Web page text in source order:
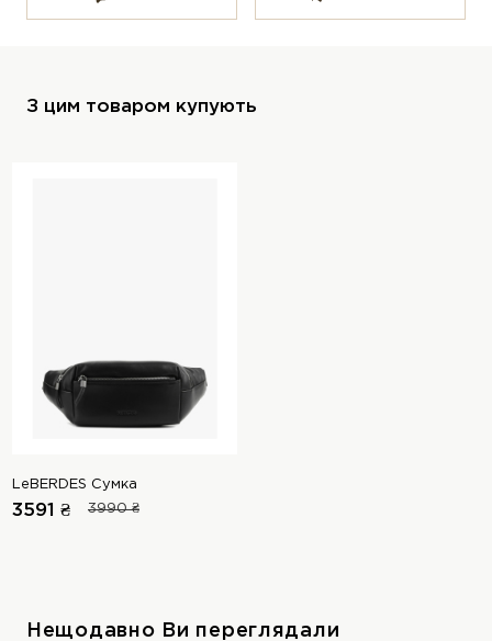
З цим товаром купують
LeBERDES Сумка
3591 ₴ 3990 ₴
Нещодавно Ви переглядали